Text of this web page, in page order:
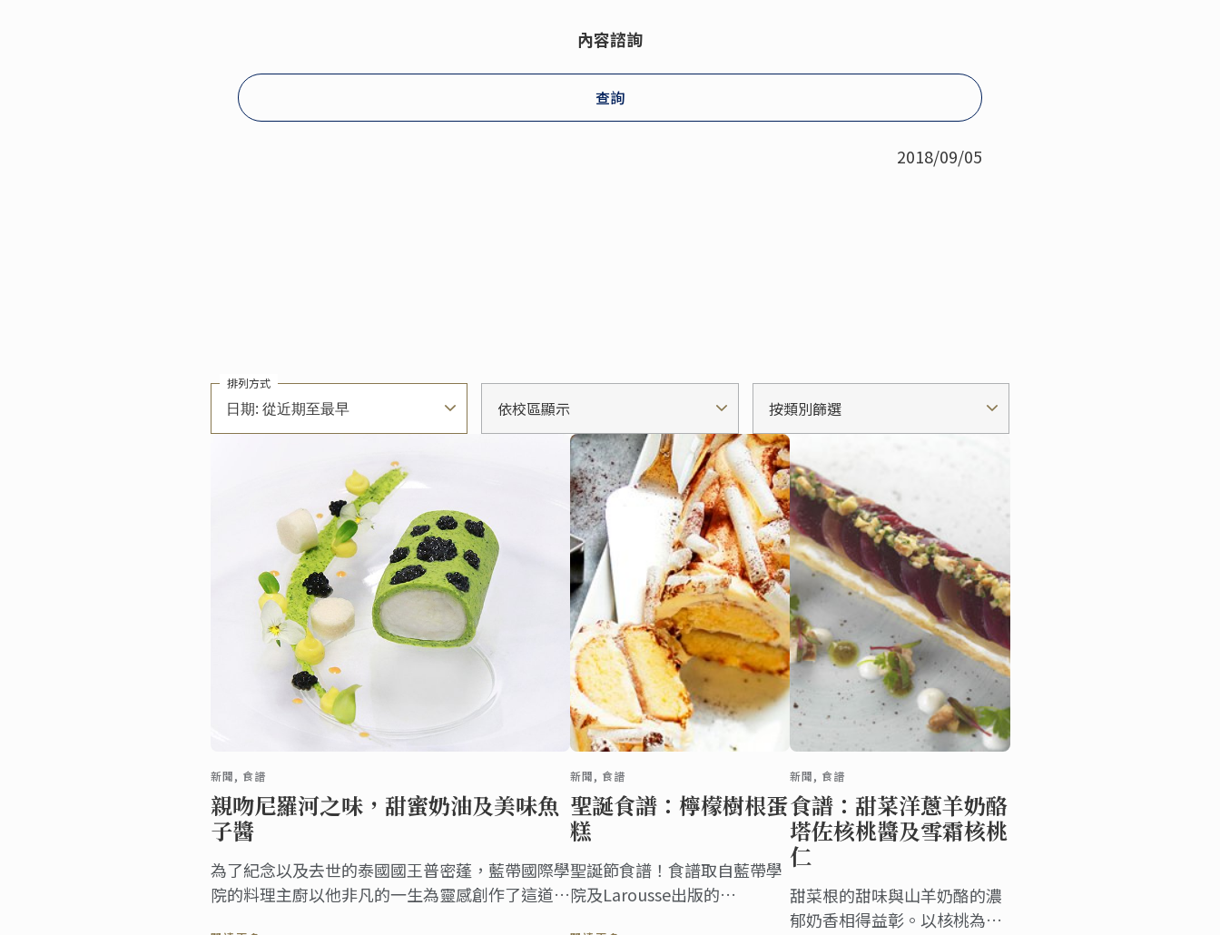
內容諮詢
查詢
2018/09/05
日期: 從近期至最早
排列方式
依校區顯示 按類別篩選
新聞, 食譜
親吻尼羅河之味，甜蜜奶油及美味魚
子醬
為了紀念以及去世的泰國國王普密蓬，藍帶國際學
院的料理主廚以他非凡的一生為靈感創作了這道料
新聞, 食譜
聖誕食譜：檸檬樹根蛋
糕
聖誕節食譜！食譜取自藍帶學
院及Larousse出版的
新聞, 食譜
食譜：甜菜洋蔥羊奶酪
塔佐核桃醬及雪霜核桃
仁
甜菜根的甜味與山羊奶酪的濃
郁奶香相得益彰。以核桃為基